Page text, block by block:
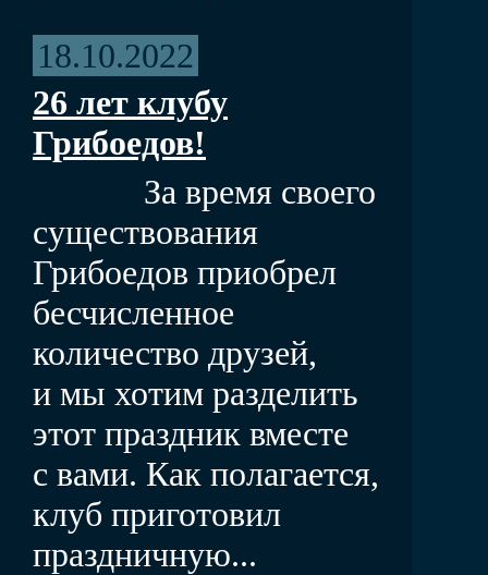
18.10.2022
26 лет клубу
Грибоедов!
За время своего
существования
Грибоедов приобрел
бесчисленное
количество друзей,
и мы хотим разделить
этот праздник вместе
с вами. Как полагается,
клуб приготовил
праздничную...